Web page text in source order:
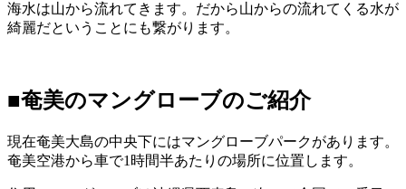
海水は山から流れてきます。だから山からの流れてくる水が
綺麗だということにも繋がります。
■奄美のマングローブのご紹介
現在奄美大島の中央下にはマングローブパークがあります。
奄美空港から車で1時間半あたりの場所に位置します。